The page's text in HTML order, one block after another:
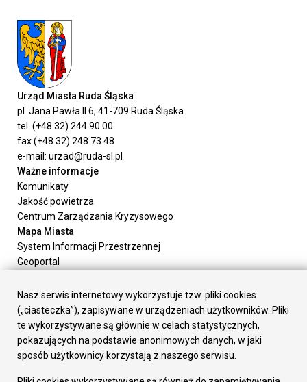
Urząd Miasta Ruda Śląska
pl. Jana Pawła II 6, 41-709 Ruda Śląska
tel. (+48 32) 244 90 00
fax (+48 32) 248 73 48
e-mail: urzad@ruda-sl.pl
Ważne informacje
Komunikaty
Jakość powietrza
Centrum Zarządzania Kryzysowego
Mapa Miasta
System Informacji Przestrzennej
Geoportal
Załatw sprawę
Prezydent Miasta
Rada Miasta
Wydziały
Elektroniczna Skrzynka Podawcza
Nasz serwis internetowy wykorzystuje tzw. pliki cookies
(„ciasteczka”), zapisywane w urządzeniach użytkowników. Pliki
te wykorzystywane są głównie w celach statystycznych,
pokazujących na podstawie anonimowych danych, w jaki
sposób użytkownicy korzystają z naszego serwisu.